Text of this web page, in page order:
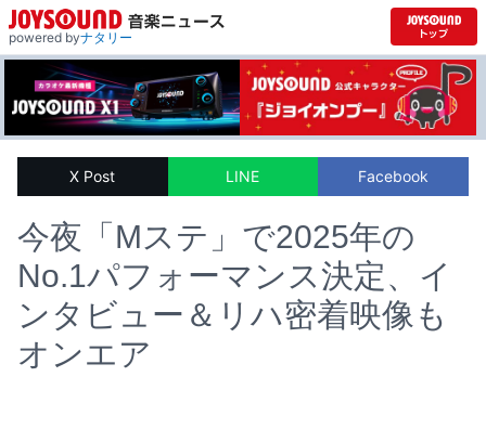
powered byナタリー
X Post LINE Facebook
今夜「Mステ」で2025年の
No.1パフォーマンス決定、イ
ンタビュー＆リハ密着映像も
オンエア